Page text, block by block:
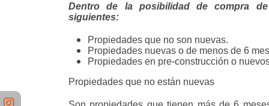
Dentro de la posibilidad de compra
siguientes:
Propiedades que no son nuevas.
Propiedades nuevas o de menos de 6
Propiedades en pre-construcción o
Propiedades que no están nuevas